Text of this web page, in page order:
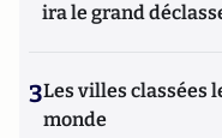
ira le grand
3Les villes classées
monde